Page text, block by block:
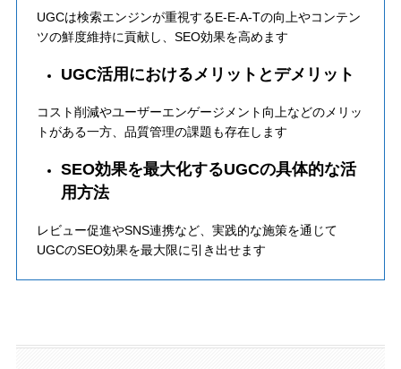
UGCは検索エンジンが重視するE-E-A-Tの向上やコンテン
ツの鮮度維持に貢献し、SEO効果を高めます
UGC活用におけるメリットとデメリット
コスト削減やユーザーエンゲージメント向上などのメリッ
トがある一方、品質管理の課題も存在します
SEO効果を最大化するUGCの具体的な活
用方法
レビュー促進やSNS連携など、実践的な施策を通じて
UGCのSEO効果を最大限に引き出せます